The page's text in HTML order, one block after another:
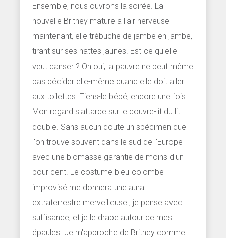
Ensemble, nous ouvrons la soirée. La
nouvelle Britney mature a l'air nerveuse
maintenant, elle trébuche de jambe en jambe,
tirant sur ses nattes jaunes. Est-ce qu'elle
veut danser ? Oh oui, la pauvre ne peut même
pas décider elle-même quand elle doit aller
aux toilettes. Tiens-le bébé, encore une fois.
Mon regard s'attarde sur le couvre-lit du lit
double. Sans aucun doute un spécimen que
l'on trouve souvent dans le sud de l'Europe -
avec une biomasse garantie de moins d'un
pour cent. Le costume bleu-colombe
improvisé me donnera une aura
extraterrestre merveilleuse ; je pense avec
suffisance, et je le drape autour de mes
épaules. Je m'approche de Britney comme